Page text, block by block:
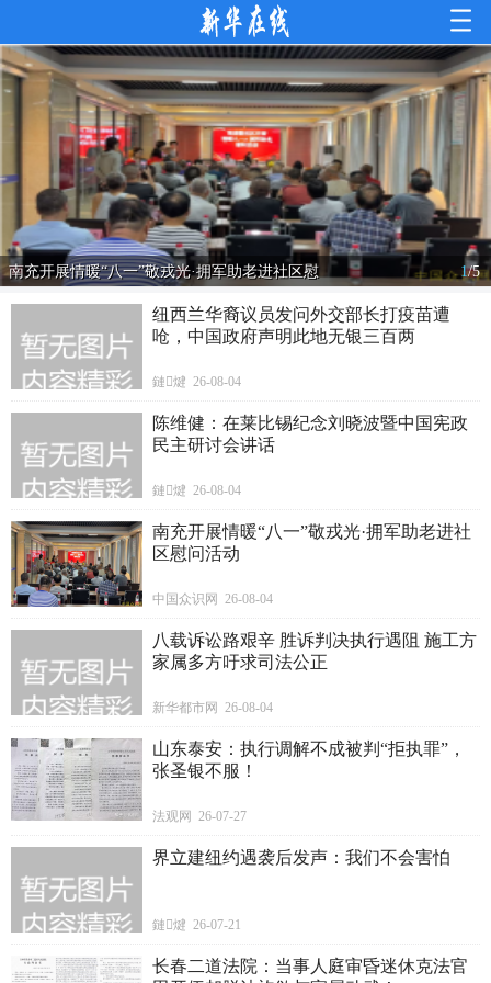
南充开展情暖“八一”敬戎光·拥军助老进社区慰 1/5
纽西兰华裔议员发问外交部长打疫苗遭
呛，中国政府声明此地无银三百两
鏈煡 26-08-04
陈维健：在莱比锡纪念刘晓波暨中国宪政
民主研讨会讲话
鏈煡 26-08-04
南充开展情暖“八一”敬戎光·拥军助老进社
区慰问活动
中国众识网 26-08-04
八载诉讼路艰辛 胜诉判决执行遇阻 施工方
家属多方吁求司法公正
新华都市网 26-08-04
山东泰安：执行调解不成被判“拒执罪”，
张圣银不服！
法观网 26-07-27
界立建纽约遇袭后发声：我们不会害怕
鏈煡 26-07-21
长春二道法院：当事人庭审昏迷休克法官